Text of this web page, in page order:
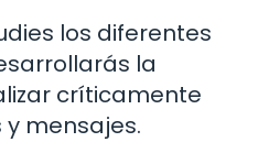
los diferentes
la
críticamente
mensajes.